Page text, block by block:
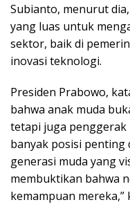
Subianto, menurut
yang luas untuk
sektor, baik di
inovasi teknologi.
Presiden Prabowo,
bahwa anak muda
tetapi juga penggerak
banyak posisi penting
generasi muda yang
membuktikan bahwa
kemampuan mereka,”